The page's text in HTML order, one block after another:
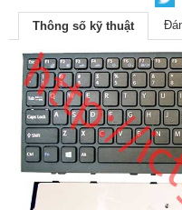
Thông số kỹ thuật